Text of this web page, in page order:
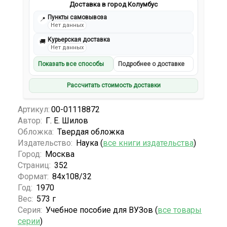
Доставка в город Колумбус
📍 Пункты самовывоза
Нет данных
🚚 Курьерская доставка
Нет данных
Показать все способы Подробнее о доставке
Рассчитать стоимость доставки
Артикул: 00-01118872
Автор: Г. Е. Шилов
Обложка: Твердая обложка
Издательство: Наука (все книги издательства)
Город: Москва
Страниц: 352
Формат: 84х108/32
Год: 1970
Вес: 573 г
Серия: Учебное пособие для ВУЗов (все товары
серии)